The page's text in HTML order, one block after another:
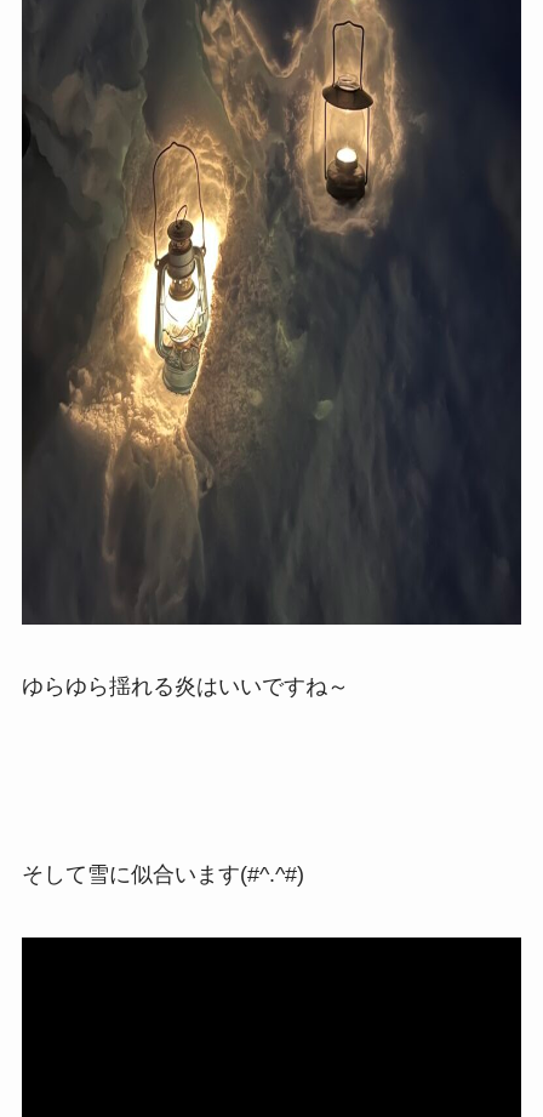
ゆらゆら揺れる炎はいいですね～
そして雪に似合います(#^.^#)